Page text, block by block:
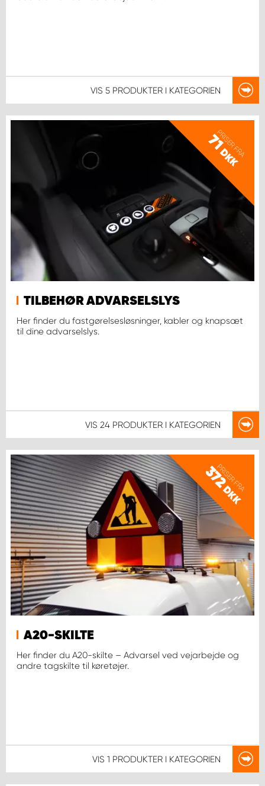
VIS 5 PRODUKTER I KATEGORIEN
PRISER FRA
71
DKK
TILBEHØR ADVARSELSLYS
Her finder du fastgørelsesløsninger, kabler og knapsæt
til dine advarselslys.
VIS 24 PRODUKTER I KATEGORIEN
PRISER FRA
372
DKK
A20-SKILTE
Her finder du A20-skilte – Advarsel ved vejarbejde og
andre tagskilte til køretøjer.
VIS 1 PRODUKTER I KATEGORIEN